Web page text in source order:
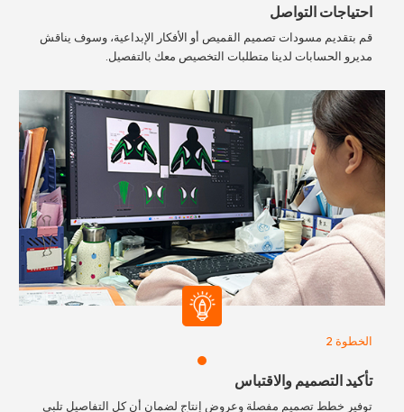
احتياجات التواصل
قم بتقديم مسودات تصميم القميص أو الأفكار الإبداعية، وسوف يناقش
مديرو الحسابات لدينا متطلبات التخصيص معك بالتفصيل.
الخطوة 2
تأكيد التصميم والاقتباس
توفير خطط تصميم مفصلة وعروض إنتاج لضمان أن كل التفاصيل تلبي